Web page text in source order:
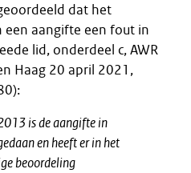
dat het
aangifte een fout in
lid, onderdeel c, AWR
Haag 20 april 2021,
is de aangifte in
en heeft er in het
beoordeling